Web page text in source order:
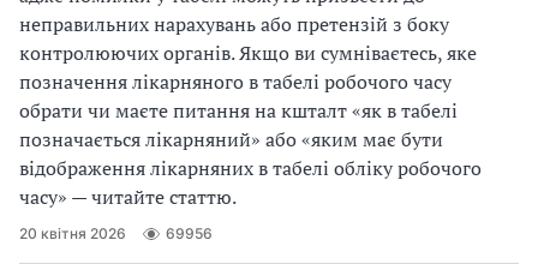
неправильних нарахувань або претензій з боку
контролюючих органів. Якщо ви сумніваєтесь, яке
позначення лікарняного в табелі робочого часу
обрати чи маєте питання на кшталт «як в табелі
позначається лікарняний» або «яким має бути
відображення лікарняних в табелі обліку робочого
часу» — читайте статтю.
20 квітня 2026 69956